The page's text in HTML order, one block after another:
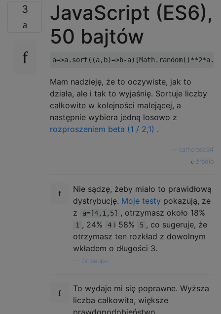
3
JavaScript (ES6),
50 bajtów
Mam nadzieję, że to oczywiste, jak to
działa, ale i tak to wyjaśnię. Sortuje liczby
całkowite w kolejności malejącej, a
następnie wybiera jedną losowo z
rozproszeniem beta (1 / 2,1) .
kamoroso94
źródło
Nie sądzę, żeby miało to prawidłową
dystrybucję. Moje testy pokazują, że
z
a=[4,1,5] , otrzymasz około 18%
1 , 24% 4 i 58% 5 , co sugeruje, że
otrzymasz ten rozkład z dowolnym
wkładem o długości 3.
Giuseppe,
To wydaje mi się poprawne. Wyższa
liczba całkowita, większe
prawdopodobieństwo.